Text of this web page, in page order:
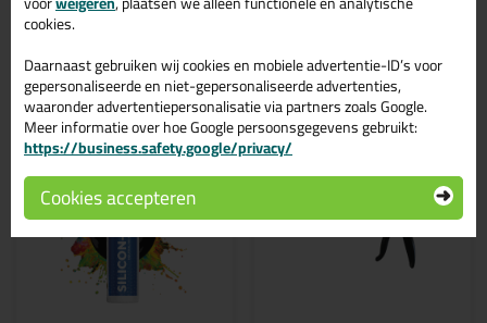
Gerelateerde producten
cookies.
Daarnaast gebruiken wij cookies en mobiele advertentie-ID’s voor
gepersonaliseerde en niet-gepersonaliseerde advertenties,
waaronder advertentiepersonalisatie via partners zoals Google.
Meer informatie over hoe Google persoonsgegevens gebruikt:
https://business.safety.google/privacy/
Cookies accepteren